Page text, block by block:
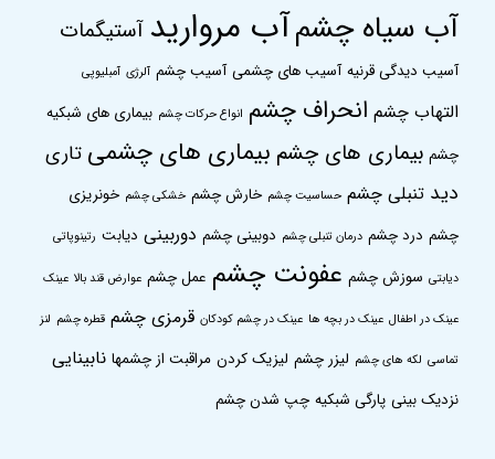
آب سیاه چشمآب مروارید آستیگمات
آسیب دیدگی قرنیه آسیب های چشمی آسیب چشم آلرژی آمبلیوپی
التهاب چشم انحراف چشم انواع حرکات چشم بیماری های شبکیه
چشم بیماری های چشم بیماری های چشمی تاری
دید تنبلی چشم حساسیت چشم خارش چشم خشکی چشم خونریزی
چشم درد چشم درمان تنبلی چشم دوبینی چشم دوربینی دیابت رتینوپاتی
دیابتی سوزش چشم عفونت چشم عمل چشم عوارض قند بالا عینک
عینک در اطفال عینک در بچه ها عینک در چشم کودکان قرمزی چشم قطره چشم لنز
تماسی لکه های چشم لیزر چشم لیزیک کردن مراقبت از چشمها نابینایی
نزدیک بینی پارگی شبکیه چپ شدن چشم